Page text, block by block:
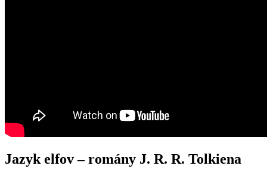
Jazyk elfov – romány J. R. R. Tolkiena